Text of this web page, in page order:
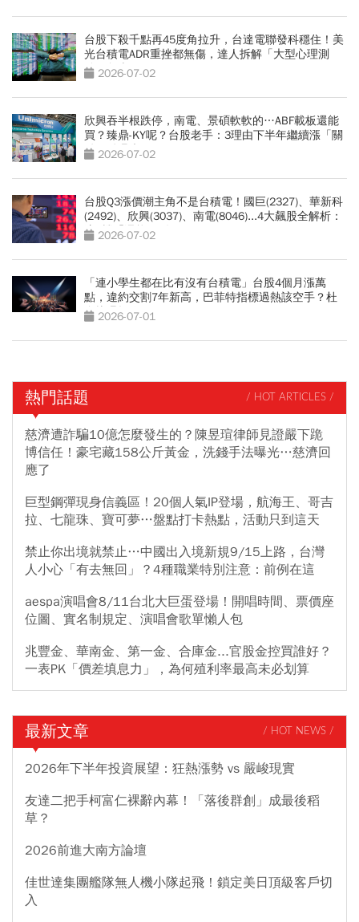
台股下殺千點再45度角拉升，台達電聯發科穩住！美
光台積電ADR重挫都無傷，達人拆解「大型心理測
驗」怎麼做
2026-07-02
欣興吞半根跌停，南電、景碩軟軟的…ABF載板還能
買？臻鼎-KY呢？台股老手：3理由下半年繼續漲「關
鍵買點曝光」
2026-07-02
台股Q3漲價潮主角不是台積電！國巨(2327)、華新科
(2492)、欣興(3037)、南電(8046)...4大飆股全解析：
這2檔「還能旺4年」
2026-07-02
「連小學生都在比有沒有台積電」台股4個月漲萬
點，違約交割7年新高，巴菲特指標過熱該空手？杜
金龍曝操作
2026-07-01
熱門話題 / HOT ARTICLES /
慈濟遭詐騙10億怎麼發生的？陳昱瑄律師見證嚴下跪
博信任！豪宅藏158公斤黃金，洗錢手法曝光…慈濟回
應了
巨型鋼彈現身信義區！20個人氣IP登場，航海王、哥吉
拉、七龍珠、寶可夢…盤點打卡熱點，活動只到這天
禁止你出境就禁止…中國出入境新規9/15上路，台灣
人小心「有去無回」？4種職業特別注意：前例在這
aespa演唱會8/11台北大巨蛋登場！開唱時間、票價座
位圖、實名制規定、演唱會歌單懶人包
兆豐金、華南金、第一金、合庫金...官股金控買誰好？
一表PK「價差填息力」，為何殖利率最高未必划算
最新文章 / HOT NEWS /
2026年下半年投資展望：狂熱漲勢 vs 嚴峻現實
友達二把手柯富仁裸辭內幕！「落後群創」成最後稻
草？
2026前進大南方論壇
佳世達集團艦隊無人機小隊起飛！鎖定美日頂級客戶切
入